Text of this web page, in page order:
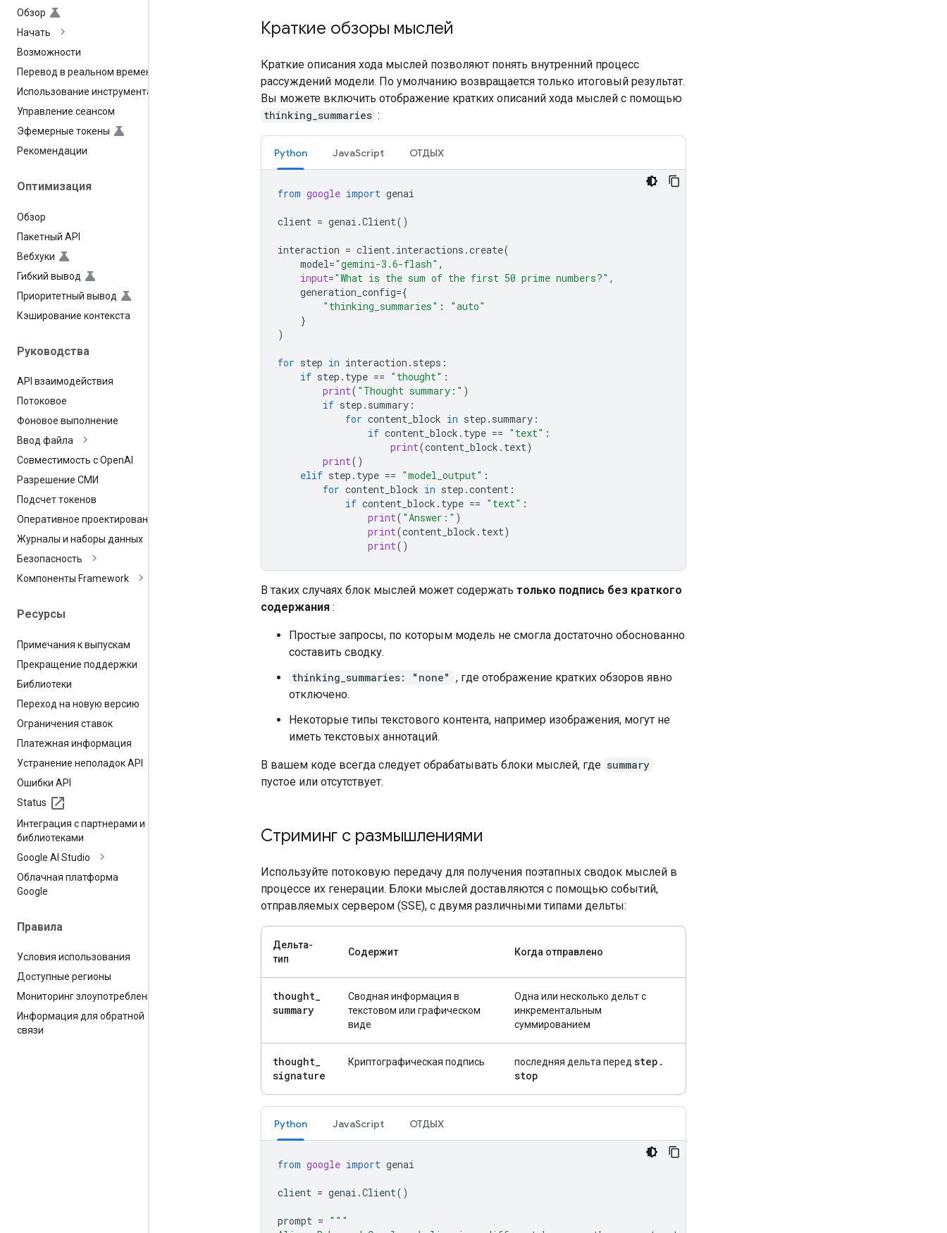
Обзор
Начать
Возможности
Перевод в реальном времени
Использование инструмента
Управление сеансом
Эфемерные токены
Рекомендации
Оптимизация
Обзор
Пакетный API
Вебхуки
Гибкий вывод
Приоритетный вывод
Кэширование контекста
Руководства
API взаимодействия
Потоковое
Фоновое выполнение
Ввод файла
Совместимость с OpenAI
Разрешение СМИ
Подсчет токенов
Оперативное проектирование
Журналы и наборы данных
Безопасность
Компоненты Framework
Ресурсы
Примечания к выпускам
Прекращение поддержки
Библиотеки
Переход на новую версию
Ограничения ставок
Платежная информация
Устранение неполадок API
Ошибки API
Status
Интеграция с партнерами и
библиотеками
Google AI Studio
Облачная платформа
Google
Правила
Условия использования
Доступные регионы
Мониторинг злоупотреблений
Информация для обратной
связи
Краткие обзоры мыслей
Краткие описания хода мыслей позволяют понять внутренний процесс
рассуждений модели. По умолчанию возвращается только итоговый результат.
Вы можете включить отображение кратких описаний хода мыслей с помощью
thinking_summaries :
Python JavaScript ОТДЫХ
from google import genai
client = genai .Client()
interaction = client. interactions .create(
model="gemini-3.6-flash" ,
input="What is the sum of the first 50 prime numbers?" ,
generation_config={
"thinking_summaries" :
"auto"
}
)
for step in interaction . steps :
if step . type == "thought" :
print( "Thought summary:" )
if step . summary :
for content_block in step . summary :
if content_block . type == "text" :
print(content_block . text)
print()
elif step . type == "model_output" :
for content_block in step .content :
if content_block . type == "text" :
print( "Answer:" )
print(content_block . text)
print()
В таких случаях блок мыслей может содержать только подпись без краткого
содержания :
Простые запросы, по которым модель не смогла достаточно обоснованно
составить сводку.
thinking_summaries: "none" , где отображение кратких обзоров явно
отключено.
Некоторые типы текстового контента, например изображения, могут не
иметь текстовых аннотаций.
В вашем коде всегда следует обрабатывать блоки мыслей, где summary
пустое или отсутствует.
Стриминг с размышлениями
Используйте потоковую передачу для получения поэтапных сводок мыслей в
процессе их генерации. Блоки мыслей доставляются с помощью событий,
отправляемых сервером (SSE), с двумя различными типами дельты:
Дельта-
тип
Содержит Когда отправлено
thought_
summary
Сводная информация в
текстовом или графическом
виде
Одна или несколько дельт с
инкрементальным
суммированием
thought_
signature
Криптографическая подпись последняя дельта перед step .
stop
Python JavaScript ОТДЫХ
from google import genai
client = genai .Client()
prompt = """